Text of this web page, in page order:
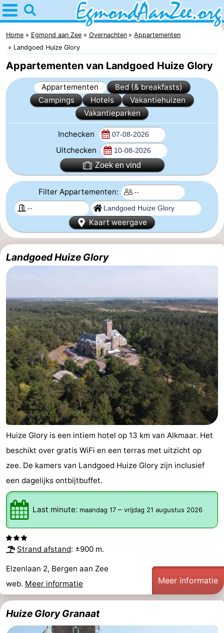
Home
Egmond
aan
Zee
Tips
Voor
kinderen
Noordhollands
duinreservaat
Overnachten
Appartementen
-
De
Graaf
van
Egmont
-
Landgoed
Huize
Glory
Zeeparel
Bed
(&
Campings
Vakantiehuizen
-
Buiten
Bergen
-
De
Woudhoeve
-
Duinpark
Egmond
-
Kustpark
Egmond
aan
Zee
Last
minutes
Strand
Zien
&
doen
Bezienswaardigheden
Musea
-
Monumenten
-
Uitkijkpunten
Attracties
-
Speeltuinen
-
Home Egmond aan Zee Overnachten
Appartementen
Landgoed Huize Glory
Appartementen van Landgoed Huize Glory
Appartementen
Bed (& breakfasts)
Campings
Hotels
Vakantiehuizen
Vakantieparken
Inchecken
Uitchecken
Zoek en vind
Filter Appartementen:
Kaart weergave
Landgoed Huize Glory
Huize Glory is een intiem hotel op 13 km van Alkmaar. Het
beschikt over gratis WiFi en een terras met uitzicht op
zee. De kamers van Landgoed Huize Glory zijn inclusief
een dagelijks ontbijtbuffet.
Last minute: maandag 17 – vrijdag 21 augustus 2026
Strand afstand: ±900 m.
Elzenlaan 2, Bergen aan Zee
web. Meer informatie Meer informatie
Huize Glory Granaat